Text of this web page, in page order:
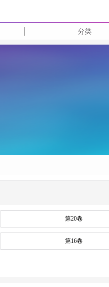
分类
第20卷
第16卷